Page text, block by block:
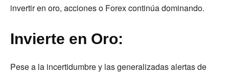
invertir en oro, acciones o Forex continúa dominando.
Invierte en Oro:
Pese a la incertidumbre y las generalizadas alertas de